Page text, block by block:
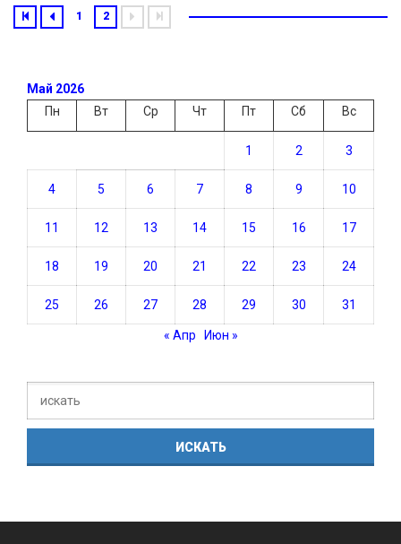
1 2
Май 2026
Пн
Вт Ср Чт Пт Сб Вс
1 2 3
4 5 6 7 8 9 10
11 12 13 14 15 16 17
18 19 20 21 22 23 24
25 26 27 28 29 30 31
« Апр Июн »